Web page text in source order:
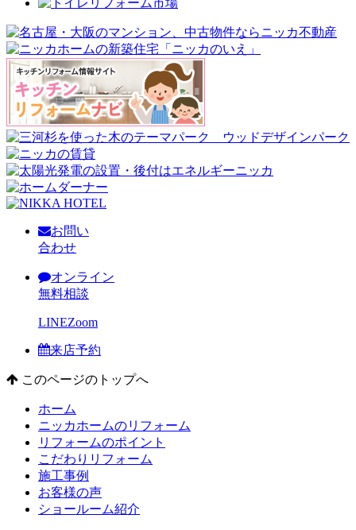
お問い
合わせ
オンライン
無料相談
LINEZoom
来店予約
このページのトップへ
ホーム
ニッカホームのリフォーム
リフォームのポイント
こだわりリフォーム
施工事例
お客様の声
ショールーム紹介